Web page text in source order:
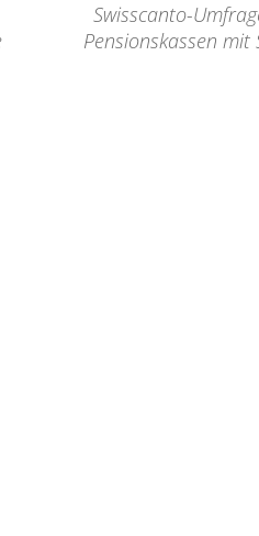
Swisscanto-
Pensionskassen mit